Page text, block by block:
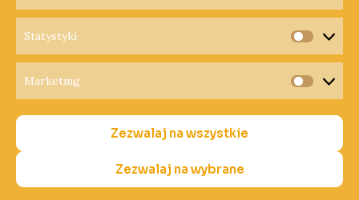
Statystyki
Marketing
Zezwalaj na wszystkie
Zezwalaj na wybrane
Polityka Cookies